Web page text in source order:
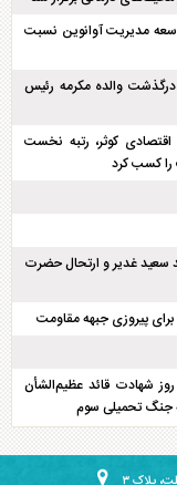
مدیریت آوانوین نسبت
درگذشت والده مکرمه رئیس
کوثر، رتبه نخست
را کسب کرد
سعید غدیر و ارتحال حضرت
پیروزی جبهه مقاومت
شهادت قائد عظیم‌الشأن
جنگ تحمیلی سوم